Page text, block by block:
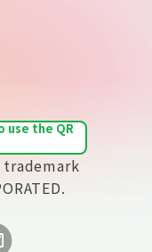
use the QR
trademark